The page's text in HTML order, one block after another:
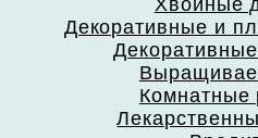
Хвойные
Декоративные и
Декоративные
Комнатные